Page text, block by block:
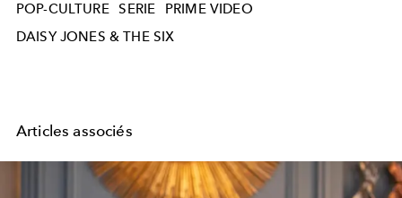
POP-CULTURE SERIE
PRIME VIDEO
DAISY JONES & THE SIX
Articles associés